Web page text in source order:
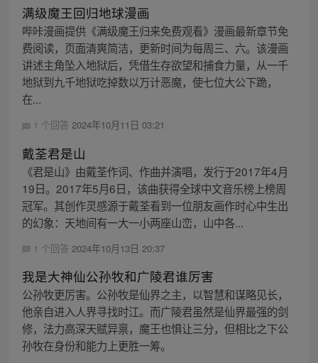
满级魔王回归地球漫画
哔咔漫画提供《满级魔王归来免费观看》漫画最新章节免
费阅读，页面清爽简洁，更新时间为每周三、六。该漫画
讲述主角坠入地狱后，凭借生存欲望和捕食力量，从一千
地狱到九千地狱吃掉数以万计恶魔，使七位大公下跪，
在...
1 个回答 2024年10月11日 03:21
戴荃君是山
《君是山》由戴荃作词、作曲并演唱，发行于2017年4月
19日。2017年5月6日，该曲获得全球中文音乐榜上榜周
冠军。其创作灵感源于戴荃看到一位朋友画作时心中生出
的幻象：天地间有一大一小两座山峦，山中各...
1 个回答 2024年10月13日 20:37
我是大神仙公孙牧和广陵君谁厉害
公孙牧更厉害。公孙牧是仙界之主，以智慧和谋略见长，
他亲自进入人界寻找时江。而广陵君虽然是仙界最强的剑
修，法力高深天赋异禀，魔王也惧让三分，但相比之下公
孙牧在身份和能力上更胜一筹。